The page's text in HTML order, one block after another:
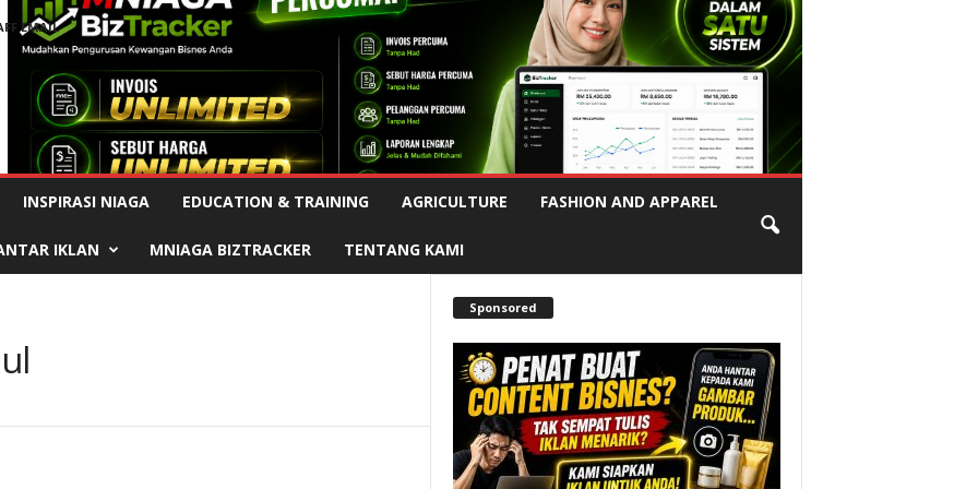
EMAIL
Advertisement
INSPIRASI NIAGA EDUCATION & TRAINING AGRICULTURE FASHION AND APPAREL
IKLAN MNIAGA BIZTRACKER TENTANG KAMI
Sponsored